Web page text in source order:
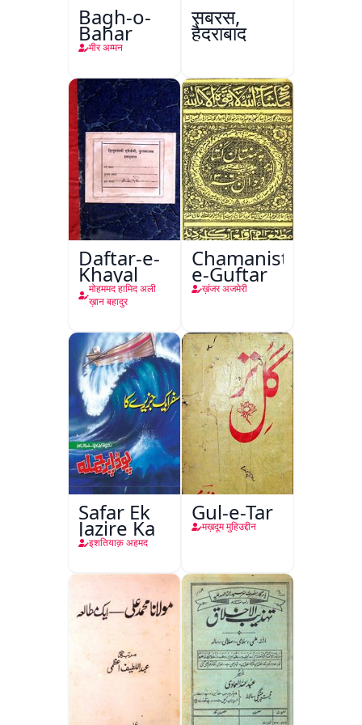
Bagh-o-
Bahar
मीर अम्मन
सबरस,
हैदराबाद
Daftar-e-
Khayal
मोहममद हामिद अली
ख़ान बहादुर
Chamanistan-
e-Guftar
ख़ंजर अजमेरी
Safar Ek
Jazire Ka
इशतियाक़ अहमद
Gul-e-Tar
मख़दूम मुहिउद्दीन